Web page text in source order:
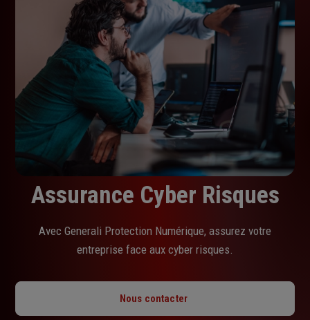
Assurance Cyber Risques
Avec Generali Protection Numérique, assurez votre
entreprise face aux cyber risques.
Nous contacter